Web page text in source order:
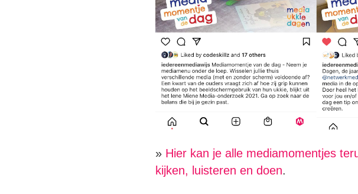
» Hier kan je alle mediamomentjes
kijken, luisteren en doen.